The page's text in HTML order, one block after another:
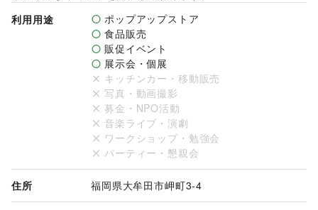
利用用途
ポップアップストア
食品販売
販促イベント
展示会・個展
キッチンカー・移動販売
写真・動画撮影
募金・NPO活動
音楽ライブ・演劇
ワークショップ・勉強会
パーティー・懇親会
住所 福岡県大牟田市岬町3-4